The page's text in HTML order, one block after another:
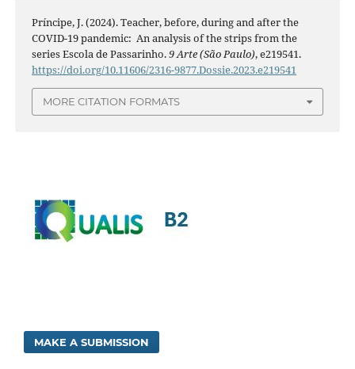
Príncipe, J. (2024). Teacher, before, during and after the
COVID-19 pandemic: An analysis of the strips from the
series Escola de Passarinho.9 Arte (São Paulo), e219541.
https://doi.org/10.11606/2316-9877.Dossie.2023.e219541
MORE CITATION FORMATS
MAKE A SUBMISSION